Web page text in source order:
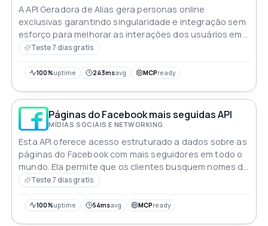
A API Geradora de Alias gera personas online
exclusivas garantindo singularidade e integração sem
esforço para melhorar as interações dos usuários em
várias plataformas
Teste 7 dias gratis
100%uptime 243msavg MCPready
Páginas do Facebook mais seguidas API
MÍDIAS SOCIAIS E NETWORKING
Esta API oferece acesso estruturado a dados sobre as
páginas do Facebook com mais seguidores em todo o
mundo. Ela permite que os clientes busquem nomes de
páginas, estatísticas de seguidores, classificações e
limpos e parametrizados
Teste 7 dias gratis
100%uptime 54msavg MCPready